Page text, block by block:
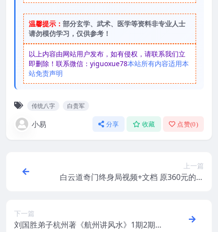
温馨提示： 部分玄学、武术、医学等资料非专业人士
请勿模仿学习，仅供参考！
以上内容由网站用户发布，如有侵权，请联系我们立
即删除！联系微信：yiguoxue78本站所有内容适用本
站免责声明
传统八字 白贵军
小易 分享 收藏 点赞(0)
上一篇
白云道奇门终身局视频+文档 原360元的白
下一篇
刘国胜弟子杭州著《航州讲风水》1期2期3